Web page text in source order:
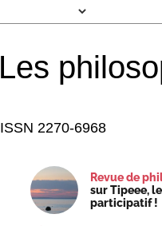
Les
ISSN 2270-6968
Revue de
sur Tipeee,
participatif !